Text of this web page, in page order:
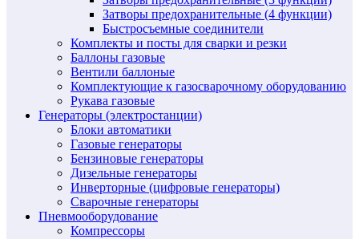
Затворы предохранительные (4 функции)
Быстросъемные соединители
Комплекты и посты для сварки и резки
Баллоны газовые
Вентили баллоные
Комплектующие к газосварочному оборудованию
Рукава газовые
Генераторы (электростанции)
Блоки автоматики
Газовые генераторы
Бензиновые генераторы
Дизельные генераторы
Инверторные (цифровые генераторы)
Сварочные генераторы
Пневмооборудование
Компрессоры